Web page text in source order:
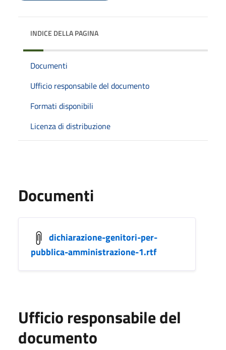
INDICE DELLA PAGINA
Documenti
Ufficio responsabile del documento
Formati disponibili
Licenza di distribuzione
Documenti
dichiarazione-genitori-per-
pubblica-amministrazione-1.rtf
Ufficio responsabile del
documento